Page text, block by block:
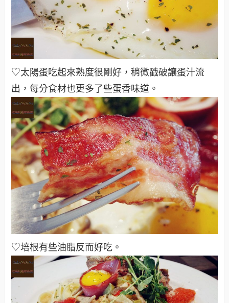
♡太陽蛋吃起來熟度很剛好，稍微戳破讓蛋汁流
出，每分食材也更多了些蛋香味道 。
♡培根有些油脂反而好吃 。